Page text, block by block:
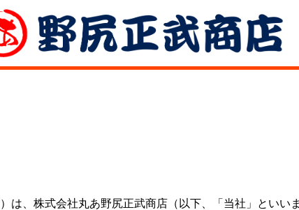
は、株式会社丸あ野尻正武商店（以下、「当社」といい